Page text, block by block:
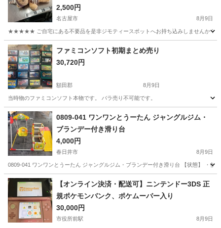
2,500円
名古屋市 8月9日
★★★★★ ご自宅にある不要品を是非ジモティースポットへお持ち込みしませんか？
愛知 名古屋市 テディベア
ファミコンソフト初期まとめ売り
30,720円
額田郡 8月9日
当時物のファミコンソフト本物です。 バラ売り不可能です。
愛知 額田郡
0809-041 ワンワンとうーたん ジャングルジム・
ブランデー付き滑り台
4,000円
春日井市 8月9日
0809-041 ワンワンとうーたん ジャングルジム・ブランデー付き滑り台 【状態】 ・
愛知 春日井市 おもちゃ うーたん
【オンライン決済・配送可】ニンテンドー3DS 正
規ポケモンバンク、ポケムーバー入り
30,000円
市役所前駅 8月9日